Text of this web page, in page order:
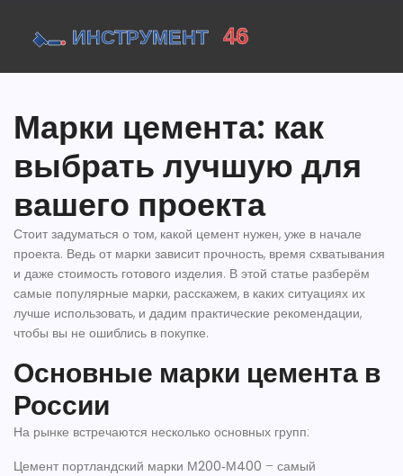
Марки цемента: как
выбрать лучшую для
вашего проекта
Стоит задуматься о том, какой цемент нужен, уже в начале
проекта. Ведь от марки зависит прочность, время схватывания
и даже стоимость готового изделия. В этой статье разберём
самые популярные марки, расскажем, в каких ситуациях их
лучше использовать, и дадим практические рекомендации,
чтобы вы не ошиблись в покупке.
Основные марки цемента в
России
На рынке встречаются несколько основных групп:
Цемент портландский марки М200‑М400 – самый